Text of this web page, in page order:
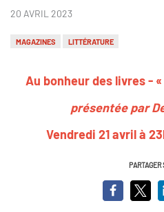
20 AVRIL 2023
MAGAZINES LITTÉRATURE
Au bonheur des livres -
présentée par
Vendredi 21 avril à
PARTAGER